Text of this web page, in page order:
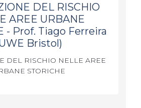
DEL RISCHIO
AREE URBANE
- Prof. Tiago Ferreira
Bristol)
DEL RISCHIO NELLE AREE
STORICHE